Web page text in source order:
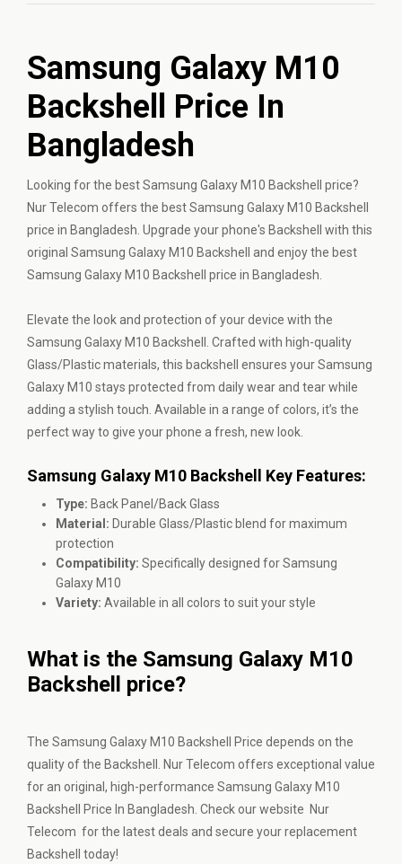
Samsung Galaxy M10
Backshell Price In
Bangladesh
Looking for the best Samsung Galaxy M10 Backshell price?
Nur Telecom offers the best Samsung Galaxy M10 Backshell
price in Bangladesh. Upgrade your phone's Backshell with this
original Samsung Galaxy M10 Backshell and enjoy the best
Samsung Galaxy M10 Backshell price in Bangladesh.
Elevate the look and protection of your device with the
Samsung Galaxy M10 Backshell. Crafted with high-quality
Glass/Plastic materials, this backshell ensures your Samsung
Galaxy M10 stays protected from daily wear and tear while
adding a stylish touch. Available in a range of colors, it’s the
perfect way to give your phone a fresh, new look.
Samsung Galaxy M10 Backshell Key Features:
Type: Back Panel/Back Glass
Material: Durable Glass/Plastic blend for maximum
protection
Compatibility: Specifically designed for Samsung
Galaxy M10
Variety: Available in all colors to suit your style
What is the Samsung Galaxy M10
Backshell price?
The Samsung Galaxy M10 Backshell Price depends on the
quality of the Backshell. Nur Telecom offers exceptional value
for an original, high-performance Samsung Galaxy M10
Backshell Price In Bangladesh. Check our website Nur
Telecom for the latest deals and secure your replacement
Backshell today!